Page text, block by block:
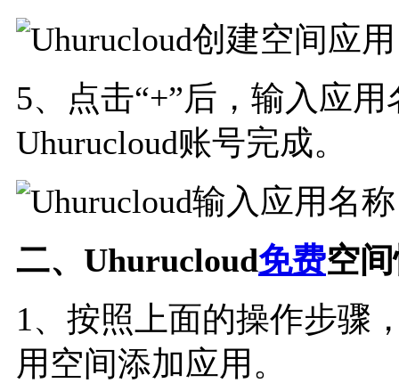
5、点击“+”后，输入应
Uhurucloud账号完成。
二、Uhurucloud免费空
1、按照上面的操作步骤
用空间添加应用。